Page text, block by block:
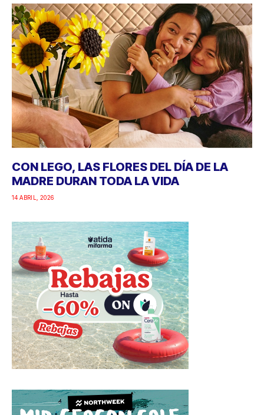
CON LEGO, LAS FLORES DEL DÍA DE LA
MADRE DURAN TODA LA VIDA
14 ABRIL, 2026